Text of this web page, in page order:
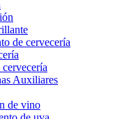
de cervecería
Auxiliares
de vino